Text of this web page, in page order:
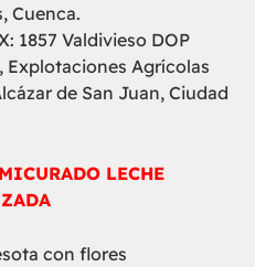
Cuenca.
1857 Valdivieso DOP
Explotaciones Agrícolas
de San Juan, Ciudad
LECHE
con flores